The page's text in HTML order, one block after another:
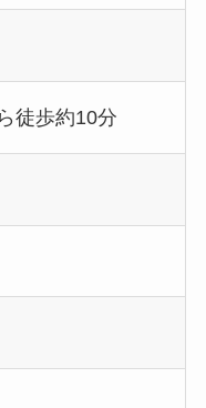
徒歩約10分